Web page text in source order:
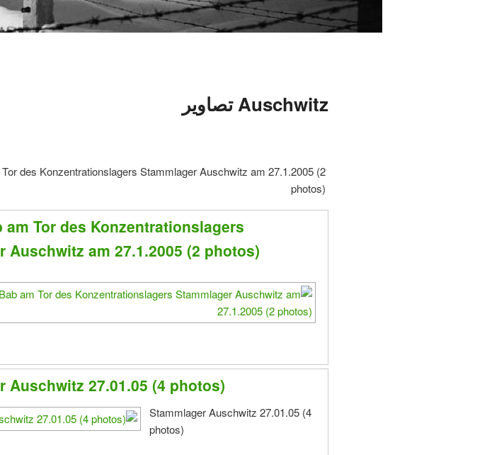
Auschwitz تصاویر
des Konzentrationslagers Stammlager Auschwitz am 27.1.2005 (2
photos)
am Tor des Konzentrationslagers
Auschwitz am 27.1.2005 (2 photos)
Auschwitz 27.01.05 (4 photos)
Stammlager Auschwitz 27.01.05 (4
photos)